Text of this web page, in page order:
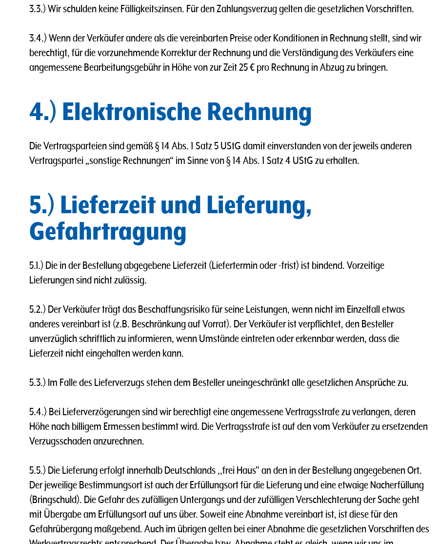
3.3.) Wir schulden keine Fälligkeitszinsen. Für den Zahlungsverzug gelten die gesetzlichen Vorschriften.
3.4.) Wenn der Verkäufer andere als die vereinbarten Preise oder Konditionen in Rechnung stellt, sind wir
berechtigt, für die vorzunehmende Korrektur der Rechnung und die Verständigung des Verkäufers eine
angemessene Bearbeitungsgebühr in Höhe von zur Zeit 25 € pro Rechnung in Abzug zu bringen.
4.) Elektronische Rechnung
Die Vertragsparteien sind gemäß § 14 Abs. 1 Satz 5 UStG damit einverstanden von der jeweils anderen
Vertragspartei „sonstige Rechnungen“ im Sinne von § 14 Abs. 1 Satz 4 UStG zu erhalten.
5.) Lieferzeit und Lieferung,
Gefahrtragung
5.1.) Die in der Bestellung abgegebene Lieferzeit (Liefertermin oder -frist) ist bindend. Vorzeitige
Lieferungen sind nicht zulässig.
5.2.) Der Verkäufer trägt das Beschaffungsrisiko für seine Leistungen, wenn nicht im Einzelfall etwas
anderes vereinbart ist (z.B. Beschränkung auf Vorrat). Der Verkäufer ist verpflichtet, den Besteller
unverzüglich schriftlich zu informieren, wenn Umstände eintreten oder erkennbar werden, dass die
Lieferzeit nicht eingehalten werden kann.
5.3.) lm Falle des Lieferverzugs stehen dem Besteller uneingeschränkt alle gesetzlichen Ansprüche zu.
5.4.) Bei Lieferverzögerungen sind wir berechtigt eine angemessene Vertragsstrafe zu verlangen, deren
Höhe nach billigem Ermessen bestimmt wird. Die Vertragsstrafe ist auf den vom Verkäufer zu ersetzenden
Verzugsschaden anzurechnen.
5.5.) Die Lieferung erfolgt innerhalb Deutschlands ,,frei Haus" an den in der Bestellung angegebenen Ort.
Der jeweilige Bestimmungsort ist auch der Erfüllungsort für die Lieferung und eine etwaige Nacherfüllung
(Bringschuld). Die Gefahr des zufälligen Untergangs und der zufälligen Verschlechterung der Sache geht
mit Übergabe am Erfüllungsort auf uns über. Soweit eine Abnahme vereinbart ist, ist diese für den
Gefahrübergang maßgebend. Auch im übrigen gelten bei einer Abnahme die gesetzlichen Vorschriften des